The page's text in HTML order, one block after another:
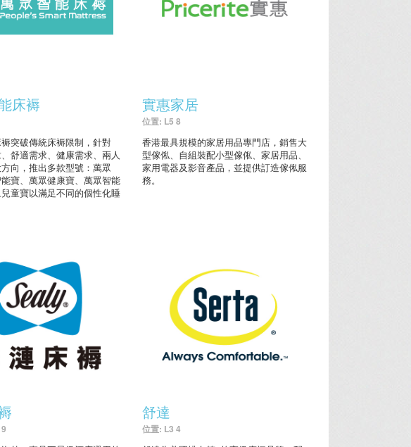
床褥
突破傳統床褥限制，針對
、舒適需求、健康需求、兩人
向，推出多款型號：萬眾
寶、萬眾健康寶、萬眾智能
童寶以滿足不同的個性化睡
實惠家居
位置: L5 8
香港最具規模的家居用品專門店，銷售大
型傢俬、自組裝配小型傢俬、家居用品、
家用電器及影音產品，並提供訂造傢俬服
務。
舒達
位置: L3 4